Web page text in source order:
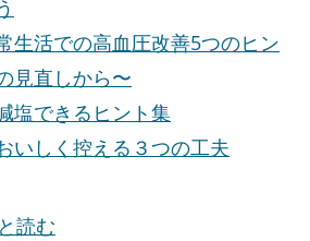
生活での高血圧改善5つのヒン
見直しから〜
塩できるヒント集
いしく控える３つの工夫
読む